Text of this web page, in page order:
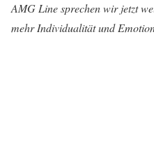
AMG Line sprechen wir jetzt
mehr Individualität und